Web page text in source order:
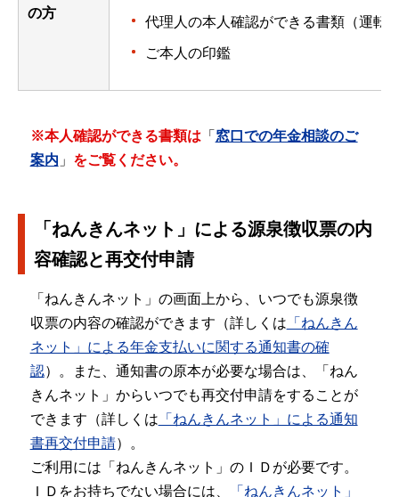
の方
代理人の本人確認ができる書類（運転
ご本人の印鑑
※本人確認ができる書類は 「 窓口での年金相談のご
案内 」 をご覧ください。
「ねんきんネット」による源泉徴収票の内
容確認と再交付申請
「ねんきんネット」の画面上から、いつでも源泉徴
収票の内容の確認ができます（詳しくは 「ねんきん
ネット」による年金支払いに関する通知書の確
認）。また、通知書の原本が必要な場合は、「ねん
きんネット」からいつでも再交付申請をすることが
できます（詳しくは 「ねんきんネット」による通知
書再交付申請）。
ご利用には「ねんきんネット」のＩＤが必要です。
ＩＤをお持ちでない場合には、
「ねんきんネット」